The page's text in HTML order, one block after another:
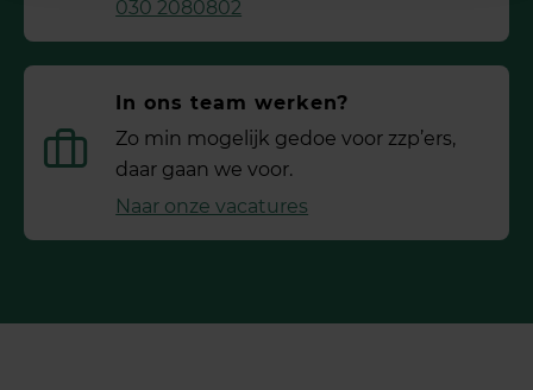
030 2080802
In ons team werken?
Zo min mogelijk gedoe voor ­zzp’ers,
daar gaan we voor.
Naar onze vacatures